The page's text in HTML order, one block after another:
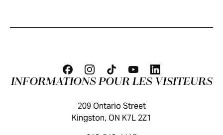
INFORMATIONS POUR LES VISITEURS
209 Ontario Street
Kingston, ON K7L 2Z1